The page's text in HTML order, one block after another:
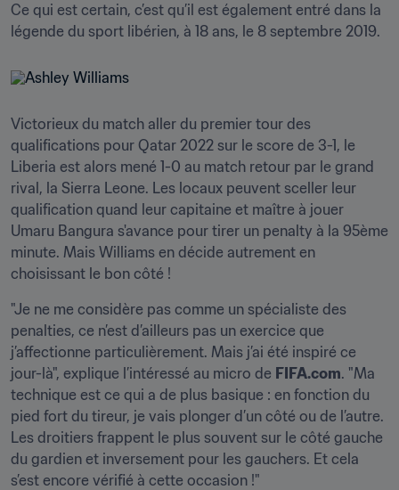
Ce qui est certain, c’est qu’il est également entré dans la
légende du sport libérien, à 18 ans, le 8 septembre 2019.
Victorieux du match aller du premier tour des
qualifications pour Qatar 2022 sur le score de 3-1, le
Liberia est alors mené 1-0 au match retour par le grand
rival, la Sierra Leone. Les locaux peuvent sceller leur
qualification quand leur capitaine et maître à jouer
Umaru Bangura s'avance pour tirer un penalty à la 95ème
minute. Mais Williams en décide autrement en
choisissant le bon côté !
"Je ne me considère pas comme un spécialiste des
penalties, ce n’est d’ailleurs pas un exercice que
j’affectionne particulièrement. Mais j’ai été inspiré ce
jour-là", explique l’intéressé au micro de FIFA.com. "Ma
technique est ce qui a de plus basique : en fonction du
pied fort du tireur, je vais plonger d’un côté ou de l’autre.
Les droitiers frappent le plus souvent sur le côté gauche
du gardien et inversement pour les gauchers. Et cela
s’est encore vérifié à cette occasion !"